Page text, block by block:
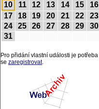
10
11 12 13 14 15
16
17
18 19 20 21 22
23
24
25 26 27 28 29
30
31
Pro přidání vlastní události je potřeba
se zaregistrovat.